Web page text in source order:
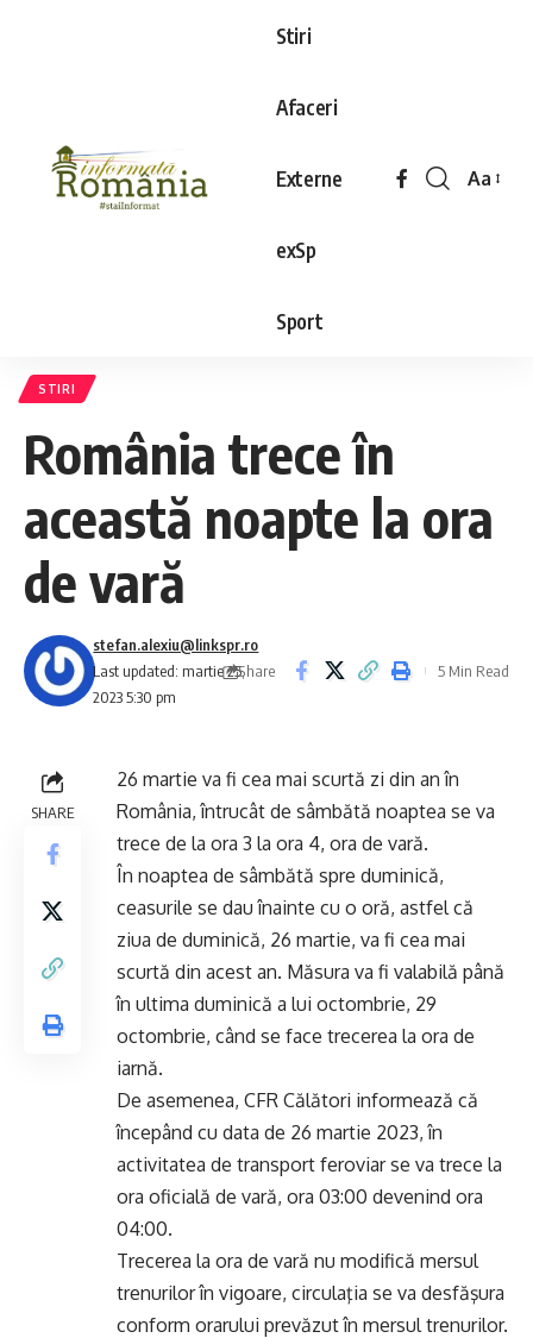
Stiri
Afaceri
Externe
exSp
Sport
Aa
STIRI
România trece în
această noapte la ora
de vară
Last updated: martie 25,
2023 5:30 pm
stefan.alexiu@linkspr.ro
Share
5 Min Read
SHARE
26 martie va fi cea mai scurtă zi din an în
România, întrucât de sâmbătă noaptea se va
trece de la ora 3 la ora 4, ora de vară.
În noaptea de sâmbătă spre duminică,
ceasurile se dau înainte cu o oră, astfel că
ziua de duminică, 26 martie, va fi cea mai
scurtă din acest an. Măsura va fi valabilă până
în ultima duminică a lui octombrie, 29
octombrie, când se face trecerea la ora de
iarnă.
De asemenea, CFR Călători informează că
începând cu data de 26 martie 2023, în
activitatea de transport feroviar se va trece la
ora oficială de vară, ora 03:00 devenind ora
04:00.
Trecerea la ora de vară nu modifică mersul
trenurilor în vigoare, circulaţia se va desfăşura
conform orarului prevăzut în mersul trenurilor.